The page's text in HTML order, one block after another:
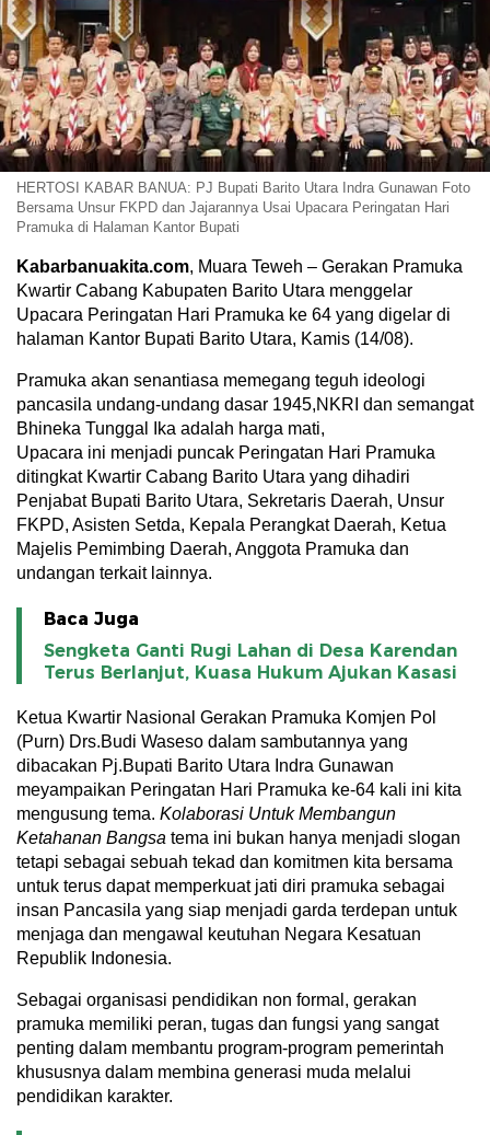
HERTOSI KABAR BANUA: PJ Bupati Barito Utara Indra Gunawan Foto
Bersama Unsur FKPD dan Jajarannya Usai Upacara Peringatan Hari
Pramuka di Halaman Kantor Bupati
Kabarbanuakita.com, Muara Teweh – Gerakan Pramuka
Kwartir Cabang Kabupaten Barito Utara menggelar
Upacara Peringatan Hari Pramuka ke 64 yang digelar di
halaman Kantor Bupati Barito Utara, Kamis (14/08).
Pramuka akan senantiasa memegang teguh ideologi
pancasila undang-undang dasar 1945,NKRI dan semangat
Bhineka Tunggal Ika adalah harga mati,
Upacara ini menjadi puncak Peringatan Hari Pramuka
ditingkat Kwartir Cabang Barito Utara yang dihadiri
Penjabat Bupati Barito Utara, Sekretaris Daerah, Unsur
FKPD, Asisten Setda, Kepala Perangkat Daerah, Ketua
Majelis Pemimbing Daerah, Anggota Pramuka dan
undangan terkait lainnya.
Baca Juga
Sengketa Ganti Rugi Lahan di Desa Karendan
Terus Berlanjut, Kuasa Hukum Ajukan Kasasi
Ketua Kwartir Nasional Gerakan Pramuka Komjen Pol
(Purn) Drs.Budi Waseso dalam sambutannya yang
dibacakan Pj.Bupati Barito Utara Indra Gunawan
meyampaikan Peringatan Hari Pramuka ke-64 kali ini kita
mengusung tema. Kolaborasi Untuk Membangun
Ketahanan Bangsa tema ini bukan hanya menjadi slogan
tetapi sebagai sebuah tekad dan komitmen kita bersama
untuk terus dapat memperkuat jati diri pramuka sebagai
insan Pancasila yang siap menjadi garda terdepan untuk
menjaga dan mengawal keutuhan Negara Kesatuan
Republik Indonesia.
Sebagai organisasi pendidikan non formal, gerakan
pramuka memiliki peran, tugas dan fungsi yang sangat
penting dalam membantu program-program pemerintah
khususnya dalam membina generasi muda melalui
pendidikan karakter.